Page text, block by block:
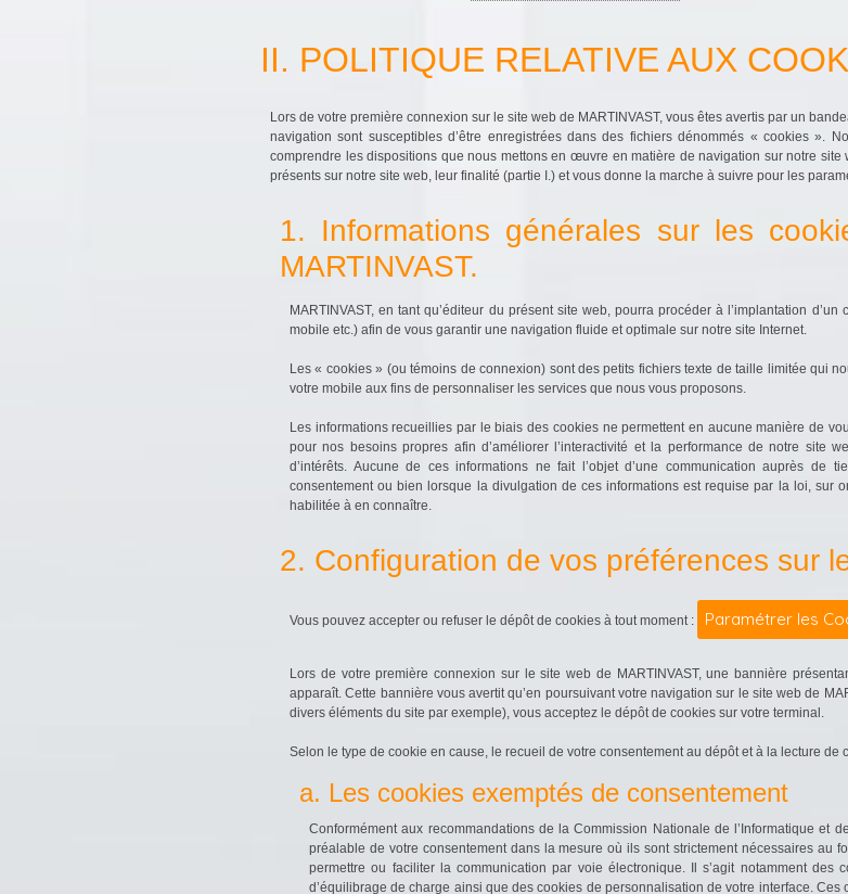
II. POLITIQUE RELATIVE AUX
Lors de votre première connexion sur le site web de MARTINVAST, vous êtes avertis par un
navigation sont susceptibles d’être enregistrées dans des fichiers dénommés « cookies ».
comprendre les dispositions que nous mettons en œuvre en matière de navigation sur notre
présents sur notre site web, leur finalité (partie I.) et vous donne la marche à suivre pour les
1. Informations générales sur les
MARTINVAST.
MARTINVAST, en tant qu’éditeur du présent site web, pourra procéder à l’implantation
mobile etc.) afin de vous garantir une navigation fluide et optimale sur notre site Internet.
Les « cookies » (ou témoins de connexion) sont des petits fichiers texte de taille limitée qui
votre mobile aux fins de personnaliser les services que nous vous proposons.
Les informations recueillies par le biais des cookies ne permettent en aucune manière de
pour nos besoins propres afin d’améliorer l’interactivité et la performance de notre site
d’intérêts. Aucune de ces informations ne fait l’objet d’une communication auprès de
consentement ou bien lorsque la divulgation de ces informations est requise par la loi, sur
habilitée à en connaître.
2. Configuration de vos préférences sur
Vous pouvez accepter ou refuser le dépôt de cookies à tout moment : Paramétrer les
Lors de votre première connexion sur le site web de MARTINVAST, une bannière
apparaît. Cette bannière vous avertit qu’en poursuivant votre navigation sur le site web de
divers éléments du site par exemple), vous acceptez le dépôt de cookies sur votre terminal.
Selon le type de cookie en cause, le recueil de votre consentement au dépôt et à la lecture de
a. Les cookies exemptés de consentement
Conformément aux recommandations de la Commission Nationale de l’Informatique et
préalable de votre consentement dans la mesure où ils sont strictement nécessaires au
permettre ou faciliter la communication par voie électronique. Il s’agit notamment des
d’équilibrage de charge ainsi que des cookies de personnalisation de votre interface.